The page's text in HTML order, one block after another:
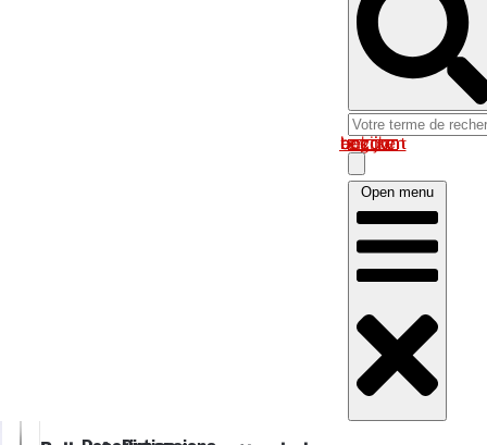
Log in om uw account te bekijken
Open menu